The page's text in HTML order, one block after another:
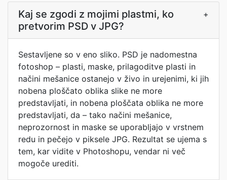
Kaj se zgodi z mojimi plastmi, ko
pretvorim PSD v JPG?
+
Sestavljene so v eno sliko. PSD je nadomestna
fotoshop – plasti, maske, prilagoditve plasti in
načini mešanice ostanejo v živo in urejenimi, ki jih
nobena ploščato oblika slike ne more
predstavljati, in nobena ploščata oblika ne more
predstavljati, da – tako načini mešanice,
neprozornost in maske se uporabljajo v vrstnem
redu in pečejo v piksele JPG. Rezultat se ujema s
tem, kar vidite v Photoshopu, vendar ni več
mogoče urediti.